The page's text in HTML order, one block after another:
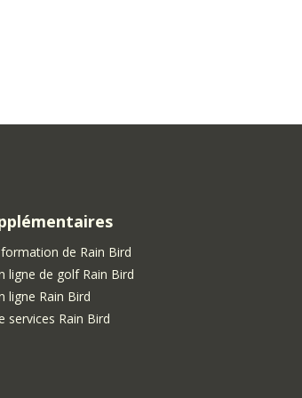
de Rain Bird
ligne de golf Rain Bird
ligne Rain Bird
services Rain Bird